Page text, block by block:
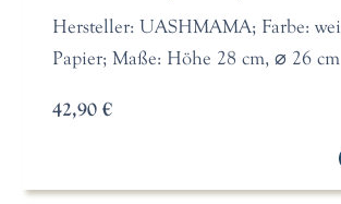
Hersteller: UASHMAMA; Farbe:
Papier; Maße: Höhe 28 cm, ⌀ 26 cm
42,90 €